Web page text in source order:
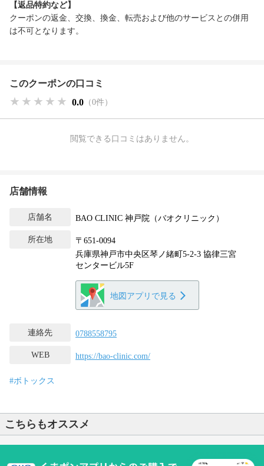
【返品特約など】
クーポンの返金、交換、換金、転売および他のサービスとの併用
は不可となります。
このクーポンの口コミ
★★★★★
★★★★★
★★★★★ 0.0 （0件）
閲覧できる口コミはありません。
店舗情報
店舗名 BAO CLINIC 神戸院（バオクリニック）
所在地
〒651-0094
兵庫県神戸市中央区琴ノ緒町5-2-3 協律三宮
センタービル5F
地図アプリで見る
連絡先 0788558795
WEB https://bao-clinic.com/
#ボトックス
こちらもオススメ